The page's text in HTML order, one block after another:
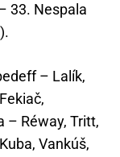
33. Nespala
– Lalík,
– Réway, Tritt,
Vankúš,